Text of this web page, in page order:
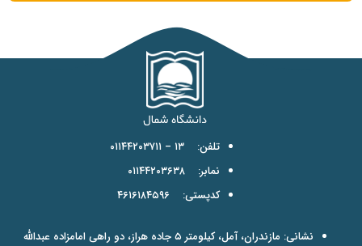
تلفن: ۱۳ – ۰۱۱۴۴۲۰۳۷۱۱
نمابر: ۰۱۱۴۴۲۰۳۶۳۸
کدپستی: ۴۶۱۶۱۸۴۵۹۶
نشانی: مازندران، آمل، کیلومتر ۵ جاده هراز، دو راهی امامزاده عبدالله